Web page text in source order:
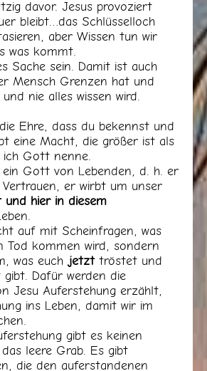
davor. Jesus provoziert
bleibt…das Schlüsselloch
aber Wissen tun wir
was kommt.
Sache sein. Damit ist auch
Mensch Grenzen hat und
nie alles wissen wird.
Ehre, dass du bekennst und
eine Macht, die größer ist als
Gott nenne.
Gott von Lebenden, d. h. er
er wirbt um unser
und hier in diesem
auf mit Scheinfragen, was
Tod kommen wird, sondern
was euch jetzttröstet und
Dafür werden die
Jesu Auferstehung erzählt,
ins Leben, damit wir im
gibt es keinen
leere Grab. Es gibt
die den auferstandenen